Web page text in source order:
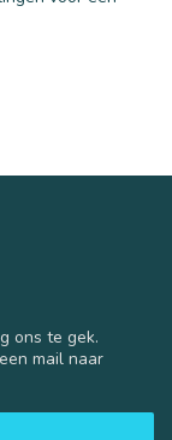
ons te gek.
mail naar